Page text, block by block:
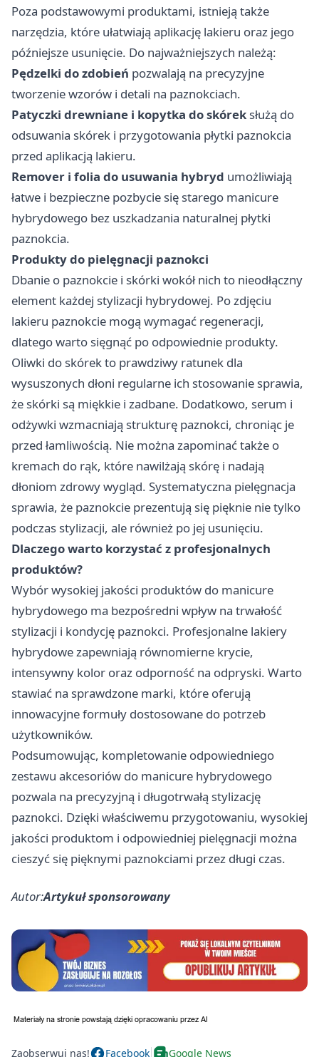
Poza podstawowymi produktami, istnieją także
narzędzia, które ułatwiają aplikację lakieru oraz jego
późniejsze usunięcie. Do najważniejszych należą:
Pędzelki do zdobień pozwalają na precyzyjne
tworzenie wzorów i detali na paznokciach.
Patyczki drewniane i kopytka do skórek służą do
odsuwania skórek i przygotowania płytki paznokcia
przed aplikacją lakieru.
Remover i folia do usuwania hybryd umożliwiają
łatwe i bezpieczne pozbycie się starego manicure
hybrydowego bez uszkadzania naturalnej płytki
paznokcia.
Produkty do pielęgnacji paznokci
Dbanie o paznokcie i skórki wokół nich to nieodłączny
element każdej stylizacji hybrydowej. Po zdjęciu
lakieru paznokcie mogą wymagać regeneracji,
dlatego warto sięgnąć po odpowiednie produkty.
Oliwki do skórek to prawdziwy ratunek dla
wysuszonych dłoni regularne ich stosowanie sprawia,
że skórki są miękkie i zadbane. Dodatkowo, serum i
odżywki wzmacniają strukturę paznokci, chroniąc je
przed łamliwością. Nie można zapominać także o
kremach do rąk, które nawilżają skórę i nadają
dłoniom zdrowy wygląd. Systematyczna pielęgnacja
sprawia, że paznokcie prezentują się pięknie nie tylko
podczas stylizacji, ale również po jej usunięciu.
Dlaczego warto korzystać z profesjonalnych
produktów?
Wybór wysokiej jakości produktów do manicure
hybrydowego ma bezpośredni wpływ na trwałość
stylizacji i kondycję paznokci. Profesjonalne lakiery
hybrydowe zapewniają równomierne krycie,
intensywny kolor oraz odporność na odpryski. Warto
stawiać na sprawdzone marki, które oferują
innowacyjne formuły dostosowane do potrzeb
użytkowników.
Podsumowując, kompletowanie odpowiedniego
zestawu akcesoriów do manicure hybrydowego
pozwala na precyzyjną i długotrwałą stylizację
paznokci. Dzięki właściwemu przygotowaniu, wysokiej
jakości produktom i odpowiedniej pielęgnacji można
cieszyć się pięknymi paznokciami przez długi czas.
Autor:Artykuł sponsorowany
Zaobserwuj nas! Facebook Google News